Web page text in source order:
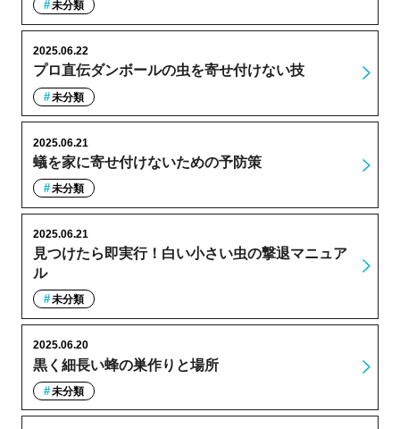
未分類
プロ直伝ダンボールの虫を寄せ付けない技
2025.06.22
未分類
蟻を家に寄せ付けないための予防策
2025.06.21
未分類
見つけたら即実行！白い小さい虫の撃退マニュア
ル
2025.06.21
未分類
黒く細長い蜂の巣作りと場所
2025.06.20
未分類